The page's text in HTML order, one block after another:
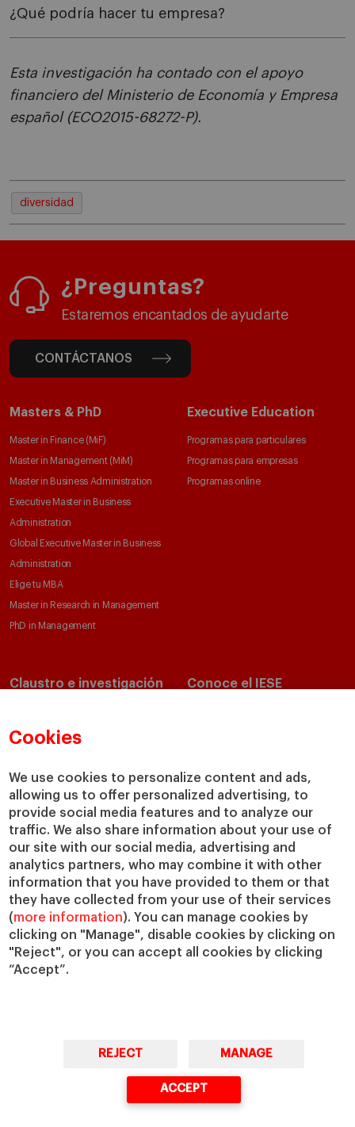
Cookies
We use cookies to personalize content and ads,
allowing us to offer personalized advertising, to
provide social media features and to analyze our
traffic. We also share information about your use of
our site with our social media, advertising and
analytics partners, who may combine it with other
information that you have provided to them or that
they have collected from your use of their services
(more information). You can manage cookies by
clicking on "Manage", disable cookies by clicking on
"Reject", or you can accept all cookies by clicking
“Accept”.
REJECT MANAGE
ACCEPT
¿Qué podría hacer tu empresa?
Esta investigación ha contado con el apoyo
financiero del Ministerio de Economía y Empresa
español (ECO2015-68272-P).
diversidad
¿Preguntas?
Estaremos encantados de ayudarte
CONTÁCTANOS
Masters & PhD
Master in Finance (MiF)
Master in Management (MiM)
Master in Business Administration
Executive Master in Business
Administration
Global Executive Master in Business
Administration
Elige tu MBA
Master in Research in Management
PhD in Management
Executive Education
Programas para particulares
Programas para empresas
Programas online
Claustro e investigación
Departamentos académicos
Cátedras
IESE Insight
IESE Publishing
Conoce el IESE
Nuestro impacto
Colabora con el IESE
Servicios
Biblioteca
Canal de Compliance
Capellanía
IESE Shop
Jobs @IESE
Préstamos y becas
© Copyright, 2026. IESE Business School | University of Navarra
Cookies Ciberseguridad